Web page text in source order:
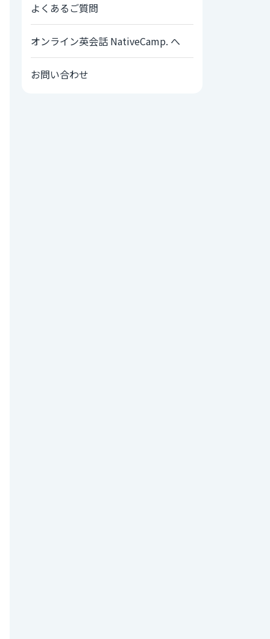
よくあるご質問
オンライン英会話 NativeCamp. へ
お問い合わせ